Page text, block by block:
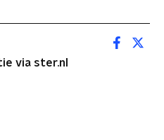
via ster.nl